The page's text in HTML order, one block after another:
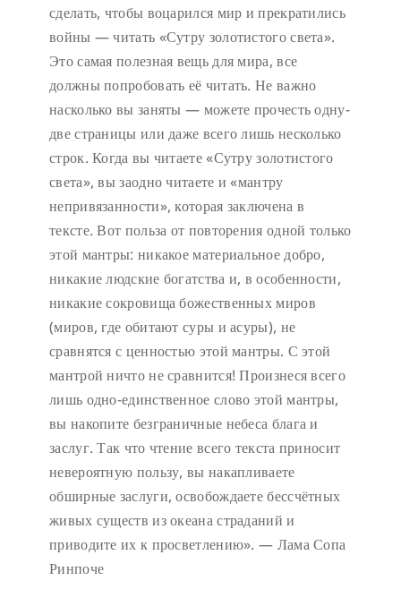
сделать, чтобы воцарился мир и прекратились
войны — читать «Сутру золотистого света».
Это самая полезная вещь для мира, все
должны попробовать её читать. Не важно
насколько вы заняты — можете прочесть одну-
две страницы или даже всего лишь несколько
строк. Когда вы читаете «Сутру золотистого
света», вы заодно читаете и «мантру
непривязанности», которая заключена в
тексте. Вот польза от повторения одной только
этой мантры: никакое материальное добро,
никакие людские богатства и, в особенности,
никакие сокровища божественных миров
(миров, где обитают суры и асуры), не
сравнятся с ценностью этой мантры. С этой
мантрой ничто не сравнится! Произнеся всего
лишь одно-единственное слово этой мантры,
вы накопите безграничные небеса блага и
заслуг. Так что чтение всего текста приносит
невероятную пользу, вы накапливаете
обширные заслуги, освобождаете бессчётных
живых существ из океана страданий и
приводите их к просветлению». — Лама Сопа
Ринпоче